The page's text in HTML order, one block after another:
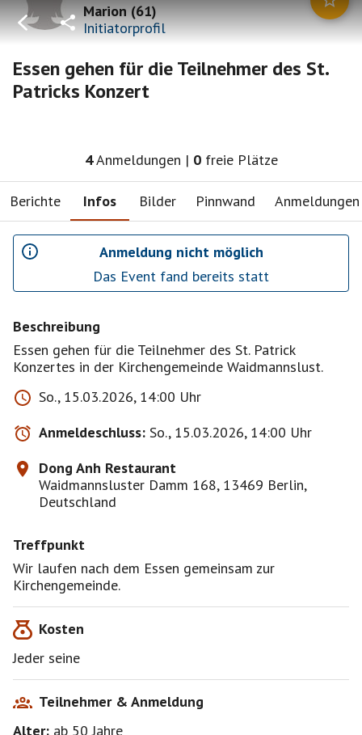
Marion(61)
Initiatorprofil
Essen gehen für die Teilnehmer des St.
Patricks Konzert
4Anmeldungen | 0 freie Plätze
Berichte Infos Bilder Pinnwand Anmeldungen
Anmeldung nicht möglich
Das Event fand bereits statt
Beschreibung
Essen gehen für die Teilnehmer des St. Patrick
So., 15.03.2026, 14:00 Uhr
Anmeldeschluss: So., 15.03.2026, 14:00 Uhr
Dong Anh Restaurant
Waidmannsluster Damm 168, 13469 Berlin,
Deutschland
Treffpunkt
Wir laufen nach dem Essen gemeinsam zur
Kirchengemeinde.
Kosten
Jeder seine
Teilnehmer & Anmeldung
Alter: ab 50Jahre